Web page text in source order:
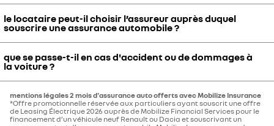
Pour bénéficier de cette offre exclusive vous pouvez contacter nos
conseillers renew via le formulaire de contact ou surfr.renew.auto
administratives et vérifie votre éligibilité en fonction des
documents que vous devez produire.
Si vous n’êtes pas éligible au dispositif 2026, votre conseiller
commercial pourra vous proposer des offres très compétitives en
véhicule neuf ou d’occasion.
Vous pouvez également vous renseigner sur le dispositif via le site
du gouvernement qui vous donnera toutes les conditions pratiques.
Les conditions de résiliations sont les mêmes que pour un contrat
de location classique. Le cas échéant, vous pouvez être redevable
des mensualités restant à courir. Toutefois, en cas de décès,
d’invalidité ou de perte d’emploi, il sera possible, à vous ou à vos
ayants-droits, de résilier le contrat de location, au-delà des
quatorze premiers jours calendaires suivant sa signature, sous
réserve de communiquer au loueur du véhicule des justificatifs de la
situation invoquée. Les mensualités restant à courir ne seront alors
pas à payer et aucune pénalité ne pourra être facturée, hors
le locataire peut-il choisir l’assureur auprès duquel
souscrire une assurance automobile ?
Oui, le locataire est libre de choisir son assureur automobile.
que se passe-t-il en cas d'accident ou de dommages à
la voiture ?
Vous devez obligatoirement être couvert par une assurance
automobile couvrant votre responsabilité civile pour circuler avec
le véhicule. En cas d’accident, les dommages peuvent ainsi être pris
mentions légales 2 mois d'assurance auto offerts avec Mobilize Insurance
*Offre promotionnelle réservée aux particuliers ayant souscrit une offre
de Leasing Électrique 2026 auprès de Mobilize Financial Services pour le
financement d’un véhicule neuf Renault ou Dacia et souscrivant un